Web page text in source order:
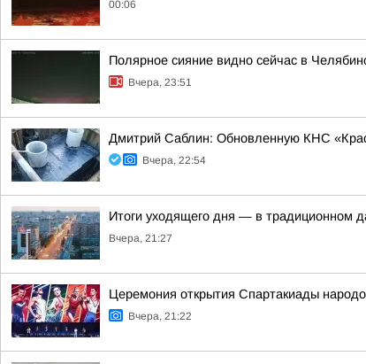
00:06
Полярное сияние видно сейчас в
Вчера, 23:51
Дмитрий Саблин: Обновленную КНС
Вчера, 22:54
Итоги уходящего дня — в традиционном
Вчера, 21:27
Церемония открытия Спартакиады
Вчера, 21:22